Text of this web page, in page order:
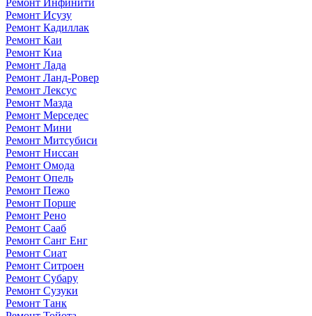
Ремонт Инфинити
Ремонт Исузу
Ремонт Кадиллак
Ремонт Каи
Ремонт Киа
Ремонт Лада
Ремонт Ланд-Ровер
Ремонт Лексус
Ремонт Мазда
Ремонт Мерседес
Ремонт Мини
Ремонт Митсубиси
Ремонт Ниссан
Ремонт Омода
Ремонт Опель
Ремонт Пежо
Ремонт Порше
Ремонт Рено
Ремонт Сааб
Ремонт Санг Енг
Ремонт Сиат
Ремонт Ситроен
Ремонт Субару
Ремонт Сузуки
Ремонт Танк